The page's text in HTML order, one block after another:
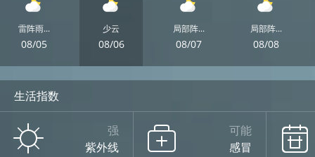
雷阵雨...
08/05
少云
08/06
局部阵...
08/07
局部阵...
08/08
周三
阵雨
生活指数
强
紫外线
可能
感冒